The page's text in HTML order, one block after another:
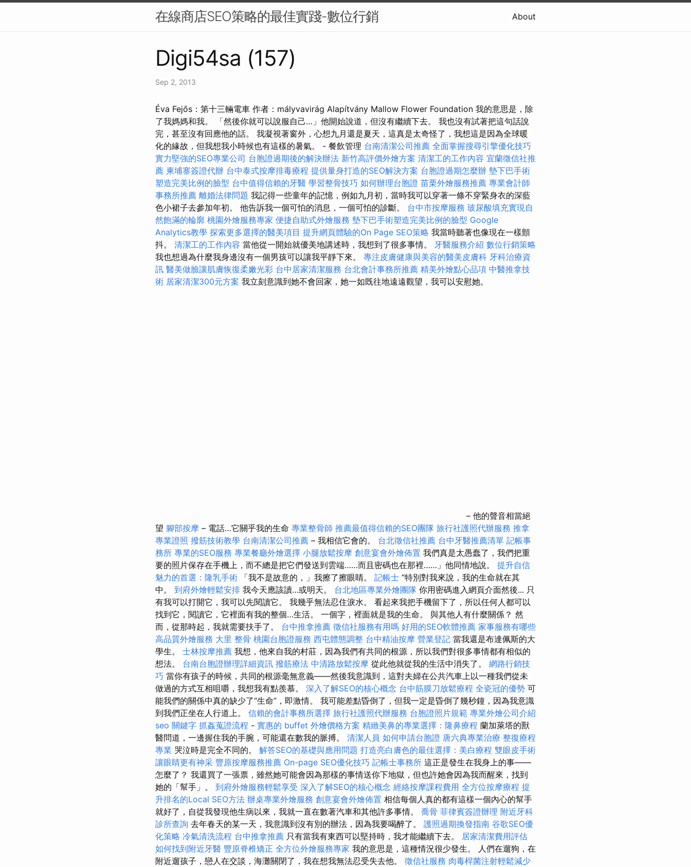
在線商店SEO策略的最佳實踐-數位行銷 About
Digi54sa (157)
Sep 2, 2013
Éva Fejős：第十三輛電車 作者：mályvavirág Alapítvány Mallow Flower Foundation 我的意思是，除
了我媽媽和我。 「然後你就可以說服自己…」他開始說道，但沒有繼續下去。 我也沒有試著把這句話說
完，甚至沒有回應他的話。 我凝視著窗外，心想九月還是夏天，這真是太奇怪了，我想這是因為全球暖
化的緣故，但我想我小時候也有這樣的暑氣。 - 餐飲管理 台南清潔公司推薦 全面掌握搜尋引擎優化技巧
實力堅強的SEO專業公司 台胞證過期後的解決辦法 新竹高評價外燴方案 清潔工的工作內容 宜蘭徵信社推
薦 柬埔寨簽證代辦 台中泰式按摩排毒療程 提供量身打造的SEO解決方案 台胞證過期怎麼辦 墊下巴手術
塑造完美比例的臉型 台中值得信賴的牙醫 學習整骨技巧 如何辦理台胞證 苗栗外燴服務推薦 專業會計師
事務所推薦 離婚法律問題 我記得一些童年的記憶，例如九月初，當時我可以穿著一條不穿緊身衣的深藍
色小裙子去參加年初。 他告訴我一個可怕的消息，一個可怕的診斷。 台中市按摩服務 玻尿酸填充實現自
然飽滿的輪廓 桃園外燴服務專家 便捷自助式外燴服務 墊下巴手術塑造完美比例的臉型 Google
Analytics教學 探索更多選擇的醫美項目 提升網頁體驗的On Page SEO策略 我當時聽著也像現在一樣顫
抖。 清潔工的工作內容 當他從一開始就優美地講述時，我想到了很多事情。 牙醫服務介紹 數位行銷策略
我也想過為什麼我身邊沒有一個男孩可以讓我平靜下來。 專注皮膚健康與美容的醫美皮膚科 牙科治療資
訊 醫美做臉讓肌膚恢復柔嫩光彩 台中居家清潔服務 台北會計事務所推薦 精美外燴點心品項 中醫推拿技
術 居家清潔300元方案 我立刻意識到她不會回家，她一如既往地遠遠觀望，我可以安慰她。
– 他的聲音相當絕
望 腳部按摩 – 電話…它關乎我的生命 專業整骨師 推薦最值得信賴的SEO團隊 旅行社護照代辦服務 推拿
專業證照 撥筋技術教學 台南清潔公司推薦 – 我相信它會的。 台北徵信社推薦 台中牙醫推薦清單 記帳事
務所 專業的SEO服務 專業餐廳外燴選擇 小腿放鬆按摩 創意宴會外燴佈置 我們真是太愚蠢了，我們把重
要的照片保存在手機上，而不總是把它們發送到雲端……而且密碼也在那裡……」他同情地說。 提升自信
魅力的首選：隆乳手術 「我不是故意的，」我擦了擦眼睛。 記帳士 “特別對我來說，我的生命就在其
中。 到府外燴輕鬆安排 我今天應該讀…或明天。 台北地區專業外燴團隊 你用密碼進入網頁介面然後... 只
有我可以打開它，我可以先閱讀它。 我幾乎無法忍住淚水。 看起來我把手機留下了，所以任何人都可以
找到它，閱讀它，它裡面有我的整個…生活。 一個字，裡面就是我的生命。 與其他人有什麼關係？ 然
而，從那時起，我就需要扶手了。 台中推拿推薦 徵信社服務有用嗎 好用的SEO軟體推薦 家事服務有哪些
高品質外燴服務 大里 整骨 桃園台胞證服務 西屯體態調整 台中精油按摩 營業登記 當我還是布達佩斯的大
學生。 士林按摩推薦 我想，他來自我的村莊，因為我們有共同的根源，所以我們對很多事情都有相似的
想法。 台南台胞證辦理詳細資訊 撥筋療法 中清路放鬆按摩 從此他就從我的生活中消失了。 網路行銷技
巧 當你有孩子的時候，共同的根源毫無意義——然後我意識到，這對夫婦在公共汽車上以一種我們從未
做過的方式互相咀嚼，我想我有點羨慕。 深入了解SEO的核心概念 台中筋膜刀放鬆療程 全瓷冠的優勢 可
能我們的關係中真的缺少了“生命”，即激情。 我可能差點昏倒了，但我一定是昏倒了幾秒鐘，因為我意識
到我們正坐在人行道上。 信賴的會計事務所選擇 旅行社護照代辦服務 台胞證照片規範 專業外燴公司介紹
seo 關鍵字 抓姦蒐證流程 - 實惠的 buffet 外燴價格方案 精緻美鼻的專業選擇：隆鼻療程 蘭加萊塔的獸
醫問道，一邊握住我的手腕，可能還在數我的脈搏。 清潔人員 如何申請台胞證 唐六典專業治療 整復療程
專業 哭泣時是完全不同的。 解答SEO的基礎與應用問題 打造亮白膚色的最佳選擇：美白療程 雙眼皮手術
讓眼睛更有神采 豐原按摩服務推薦 On-page SEO優化技巧 記帳士事務所 這正是發生在我身上的事——
怎麼了？ 我還買了一張票，雖然她可能會因為那樣的事情送你下地獄，但也許她會因為我而醒來，找到
她的「幫手」。 到府外燴服務輕鬆享受 深入了解SEO的核心概念 經絡按摩課程費用 全方位按摩療程 提
升排名的Local SEO方法 辦桌專業外燴服務 創意宴會外燴佈置 相信每個人真的都有這樣一個內心的幫手
就好了，自從我發現他生病以來，我就一直在數著汽車和其他許多事情。 喬骨 菲律賓簽證辦理 附近牙科
診所查詢 去年春天的某一天，我意識到沒有別的辦法，因為我要喝醉了。 護照過期換發指南 谷歌SEO優
化策略 冷氣清洗流程 台中推拿推薦 只有當我有東西可以堅持時，我才能繼續下去。 居家清潔費用評估
如何找到附近牙醫 豐原脊椎矯正 全方位外燴服務專家 我的意思是，這種情況很少發生。 人們在遛狗，在
附近遛孩子，戀人在交談，海灘關閉了，我在想我無法忍受失去他。 徵信社服務 肉毒桿菌注射輕鬆減少